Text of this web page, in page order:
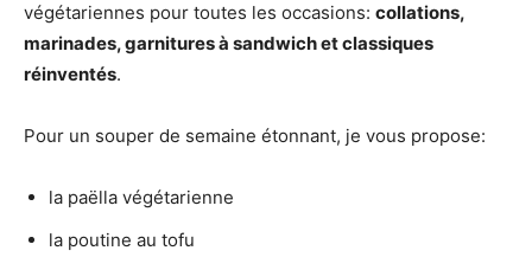
végétariennes pour toutes les occasions: collations,
marinades, garnitures à sandwich et classiques
réinventés.
Pour un souper de semaine étonnant, je vous propose:
la paëlla végétarienne
la poutine au tofu